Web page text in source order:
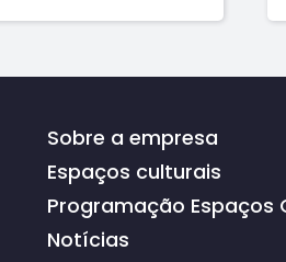
Sobre a empresa
Espaços culturais
Programação Espaços
Notícias